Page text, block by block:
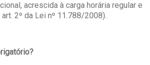
acrescida à carga horária regular e
2º da Lei nº 11.788/2008).